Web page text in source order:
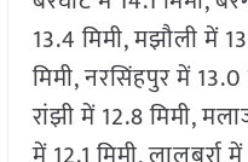
13.4 मिमी, मझौली में
मिमी, नरसिंहपुर में 13.0
रांझी में 12.8 मिमी,